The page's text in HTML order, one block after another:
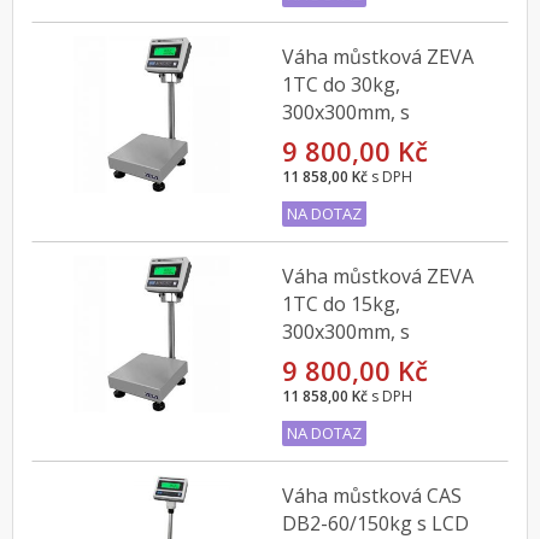
Váha můstková ZEVA
1TC do 30kg,
300x300mm, s
indikátorem CAS DBI
9 800,00 Kč
11 858,00 Kč s DPH
NA DOTAZ
Váha můstková ZEVA
1TC do 15kg,
300x300mm, s
indikátorem CAS DBI
9 800,00 Kč
11 858,00 Kč s DPH
NA DOTAZ
Váha můstková CAS
DB2-60/150kg s LCD